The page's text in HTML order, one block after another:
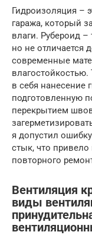
Гидроизоляция –
гаража, который
влаги. Рубероид
но не отличается
современные
в себя нанесение
подготовленную
перекрытием
я допустил
стык, что привело
повторного
Вентиляция
виды